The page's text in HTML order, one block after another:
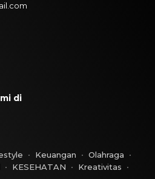
di
Keuangan
Olahraga
KESEHATAN
Kreativitas